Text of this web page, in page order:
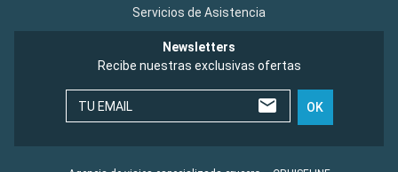
Servicios de Asistencia
Newsletters
Recibe nuestras exclusivas ofertas
TU EMAIL OK